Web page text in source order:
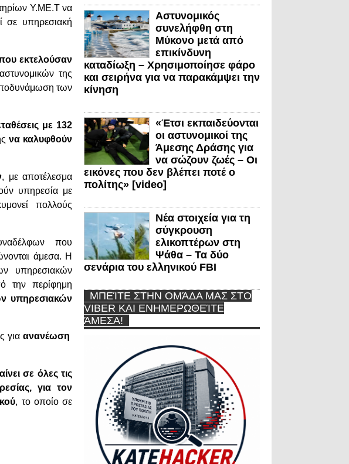
Υ.ΜΕ.Τ να
σε υπηρεσιακή
εκτελούσαν
της
των
με 132
να καλυφθούν
, με αποτέλεσμα
υπηρεσία με
πολλούς
που
άμεσα. Η
υπηρεσιακών
την περίφημη
υπηρεσιακών
για ανανέωση
σε όλες τις
για τον
, το οποίο σε
Αστυνομικός
συνελήφθη στη
Μύκονο μετά από
επικίνδυνη
καταδίωξη – Χρησιμοποίησε φάρο
και σειρήνα για να παρακάμψει την
κίνηση
«Έτσι εκπαιδεύονται
οι αστυνομικοί της
Άμεσης Δράσης για
να σώζουν ζωές – Οι
εικόνες που δεν βλέπει ποτέ ο
πολίτης» [video]
Νέα στοιχεία για τη
σύγκρουση
ελικοπτέρων στη
Ψάθα – Τα δύο
σενάρια του ελληνικού FBI
ΜΠΕΊΤΕ ΣΤΗΝ ΟΜΆΔΑ ΜΑΣ ΣΤΟ
VIBER ΚΑΙ ΕΝΗΜΕΡΩΘΕΊΤΕ
ΆΜΕΣΑ!